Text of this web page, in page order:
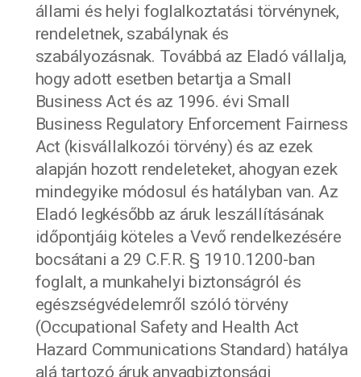
állami és helyi foglalkoztatási törvénynek,
rendeletnek, szabálynak és
szabályozásnak. Továbbá az Eladó vállalja,
hogy adott esetben betartja a Small
Business Act és az 1996. évi Small
Business Regulatory Enforcement Fairness
Act (kisvállalkozói törvény) és az ezek
alapján hozott rendeleteket, ahogyan ezek
mindegyike módosul és hatályban van. Az
Eladó legkésőbb az áruk leszállításának
időpontjáig köteles a Vevő rendelkezésére
bocsátani a 29 C.F.R. § 1910.1200-ban
foglalt, a munkahelyi biztonságról és
egészségvédelemről szóló törvény
(Occupational Safety and Health Act
Hazard Communications Standard) hatálya
alá tartozó áruk anyagbiztonsági